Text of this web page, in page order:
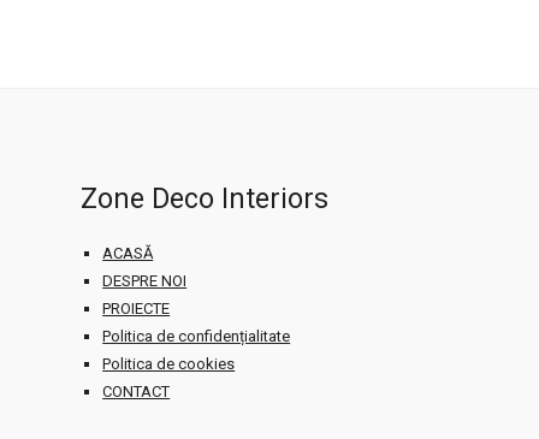
Zone Deco Interiors
ACASĂ
DESPRE NOI
PROIECTE
Politica de confidențialitate
Politica de cookies
CONTACT